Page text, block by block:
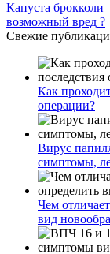
Капуста брокколи
возможный вред ?
Свежие
Как
операции?
Вирус
симптомы,
Чем
вид